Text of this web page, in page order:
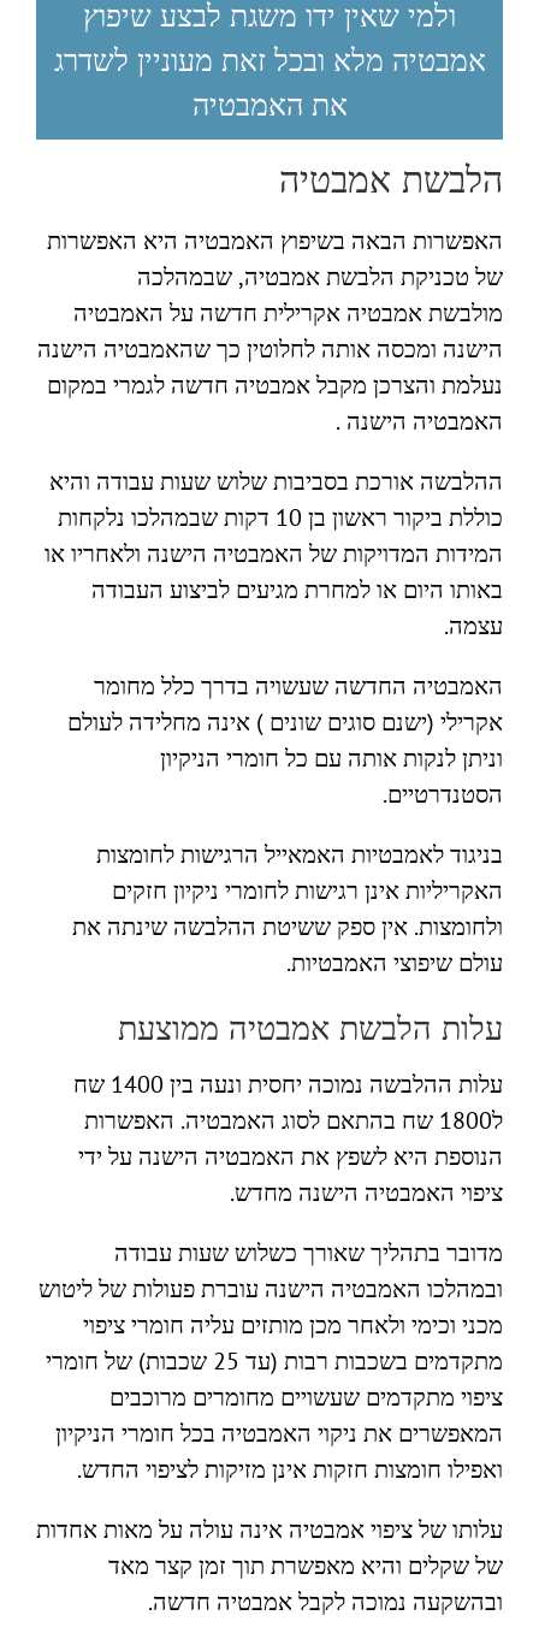
ולמי שאין ידו משגת לבצע שיפוץ
אמבטיה מלא ובכל זאת מעוניין לשדרג
את האמבטיה
הלבשת אמבטיה
האפשרות הבאה בשיפוץ האמבטיה היא האפשרות
של טכניקת הלבשת אמבטיה, שבמהלכה
מולבשת אמבטיה אקרילית חדשה על האמבטיה
הישנה ומכסה אותה לחלוטין כך שהאמבטיה הישנה
נעלמת והצרכן מקבל אמבטיה חדשה לגמרי במקום
האמבטיה הישנה .
ההלבשה אורכת בסביבות שלוש שעות עבודה והיא
כוללת ביקור ראשון בן 10 דקות שבמהלכו נלקחות
המידות המדויקות של האמבטיה הישנה ולאחריו או
באותו היום או למחרת מגיעים לביצוע העבודה
עצמה.
האמבטיה החדשה שעשויה בדרך כלל מחומר
אקרילי (ישנם סוגים שונים ) אינה מחלידה לעולם
וניתן לנקות אותה עם כל חומרי הניקיון
הסטנדרטיים.
בניגוד לאמבטיות האמאייל הרגישות לחומצות
האקריליות אינן רגישות לחומרי ניקיון חזקים
ולחומצות. אין ספק ששיטת ההלבשה שינתה את
עולם שיפוצי האמבטיות.
עלות הלבשת אמבטיה ממוצעת
עלות ההלבשה נמוכה יחסית ונעה בין 1400 שח
ל1800 שח בהתאם לסוג האמבטיה. האפשרות
הנוספת היא לשפץ את האמבטיה הישנה על ידי
ציפוי האמבטיה הישנה מחדש.
מדובר בתהליך שאורך כשלוש שעות עבודה
ובמהלכו האמבטיה הישנה עוברת פעולות של ליטוש
מכני וכימי ולאחר מכן מותזים עליה חומרי ציפוי
מתקדמים בשכבות רבות (עד 25 שכבות) של חומרי
ציפוי מתקדמים שעשויים מחומרים מרוכבים
המאפשרים את ניקוי האמבטיה בכל חומרי הניקיון
ואפילו חומצות חזקות אינן מזיקות לציפוי החדש.
עלותו של ציפוי אמבטיה אינה עולה על מאות אחדות
של שקלים והיא מאפשרת תוך זמן קצר מאד
ובהשקעה נמוכה לקבל אמבטיה חדשה.